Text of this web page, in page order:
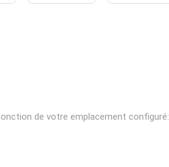
de votre emplacement configuré: